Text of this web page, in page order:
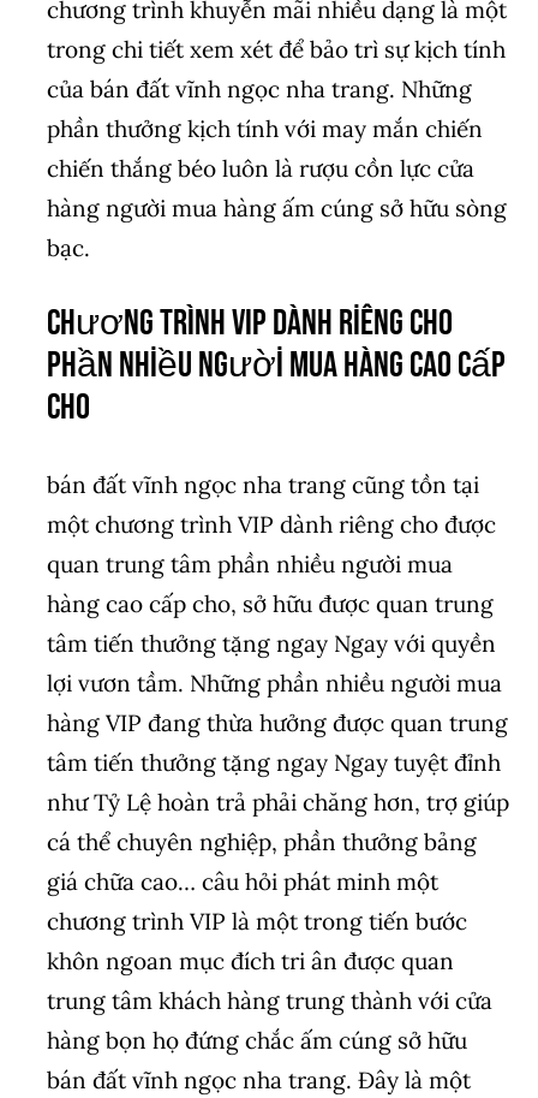
chương trình khuyễn mãi nhiều dạng là một
trong chi tiết xem xét để bảo trì sự kịch tính
của bán đất vĩnh ngọc nha trang. Những
phần thưởng kịch tính với may mắn chiến
chiến thắng béo luôn là rượu cồn lực cửa
hàng người mua hàng ấm cúng sở hữu sòng
bạc.
Chương trình VIP dành riêng cho
phần nhiều người mua hàng cao cấp
cho
bán đất vĩnh ngọc nha trang cũng tồn tại
một chương trình VIP dành riêng cho được
quan trung tâm phần nhiều người mua
hàng cao cấp cho, sở hữu được quan trung
tâm tiến thưởng tặng ngay Ngay với quyền
lợi vươn tầm. Những phần nhiều người mua
hàng VIP đang thừa hưởng được quan trung
tâm tiến thưởng tặng ngay Ngay tuyệt đỉnh
như Tỷ Lệ hoàn trả phải chăng hơn, trợ giúp
cá thể chuyên nghiệp, phần thưởng bảng
giá chữa cao… câu hỏi phát minh một
chương trình VIP là một trong tiến bước
khôn ngoan mục đích tri ân được quan
trung tâm khách hàng trung thành với cửa
hàng bọn họ đứng chắc ấm cúng sở hữu
bán đất vĩnh ngọc nha trang. Đây là một